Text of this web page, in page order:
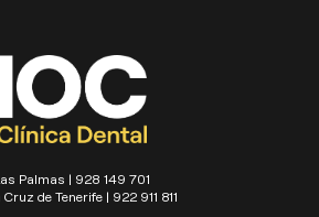
Palmas | 928 149 701
Cruz de Tenerife | 922 911 811